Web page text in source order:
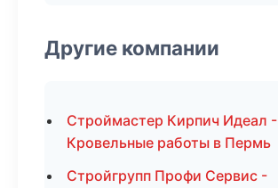
Другие компании
Строймастер Кирпич Идеал -
Кровельные работы в Пермь
Стройгрупп Профи Сервис -